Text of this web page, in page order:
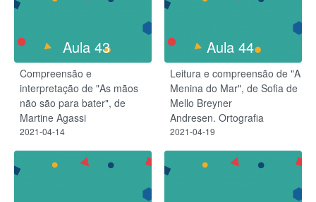
Aula 43
Compreensão e
interpretação de "As mãos
não são para bater", de
Martine Agassi
2021-04-14
Aula 44
Leitura e compreensão de "A
Menina do Mar", de Sofia de
Mello Breyner
Andresen. Ortografia
2021-04-19